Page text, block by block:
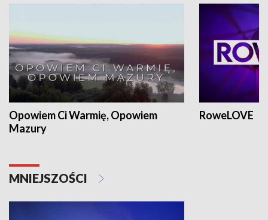
Opowiem Ci Warmię, Opowiem
Mazury
RoweLOVE
MNIEJSZOŚCI